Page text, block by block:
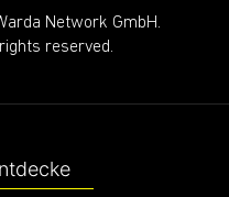
Network GmbH.
reserved.